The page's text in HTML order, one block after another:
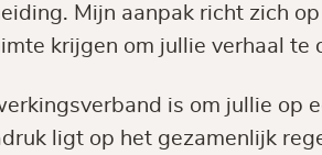
Mijn aanpak richt zich
krijgen om jullie verhaal te
is om jullie op
ligt op het gezamenlijk